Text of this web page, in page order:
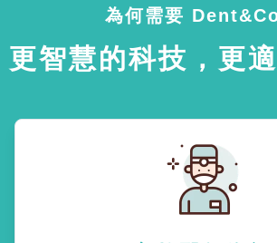
為何需要
更智慧的科技，更